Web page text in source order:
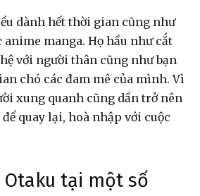
dành hết thời gian cũng như
anime manga. Họ hầu như cắt
với người thân cũng như bạn
chó các đam mê của mình. Vì
xung quanh cũng dần trở nên
quay lại, hoà nhập với cuộc
Otaku tại một số